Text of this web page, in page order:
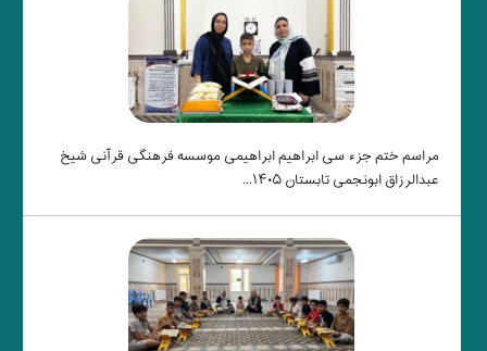
مراسم ختم جزء سی ابراهیم ابراهیمی موسسه فرهنگی قرآنی شیخ
عبدالرزاق ابونجمی تابستان ۱۴۰۵...